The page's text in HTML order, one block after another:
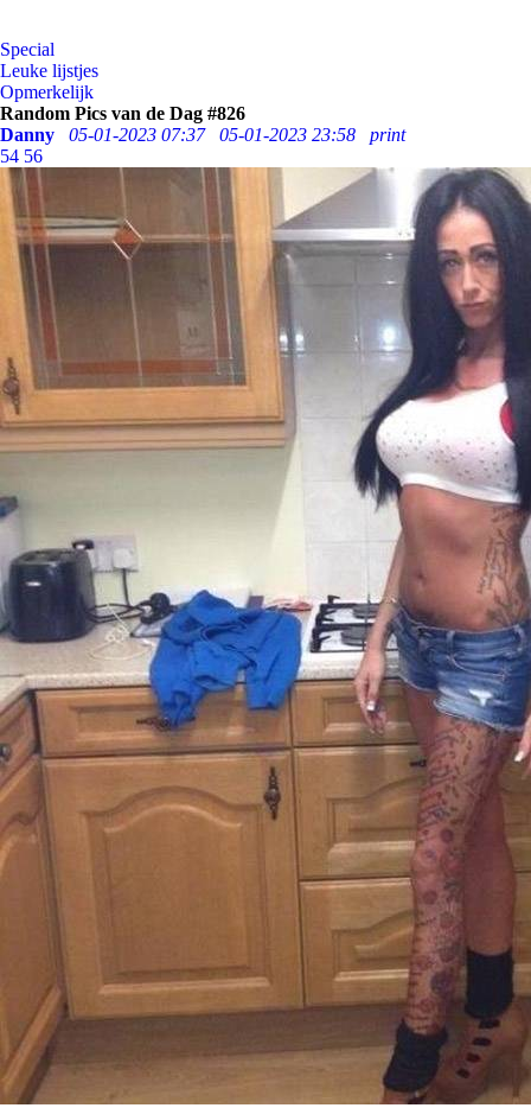
Special
Leuke lijstjes
Opmerkelijk
Random Pics van de Dag #826
Danny
05-01-2023 07:37 05-01-2023 23:58
print
54 56